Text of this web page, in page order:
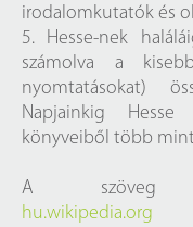
irodalomkutatók és
5. Hesse-nek
számolva a
nyomtatásokat)
Napjainkig
könyveiből több
A szöveg
hu.wikipedia.org